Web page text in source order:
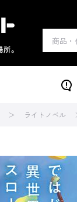
ライトノベル